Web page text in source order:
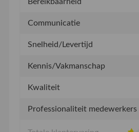
Communicatie
Snelheid/Levertijd
Kennis/Vakmanschap
Kwaliteit
Professionaliteit medewerkers